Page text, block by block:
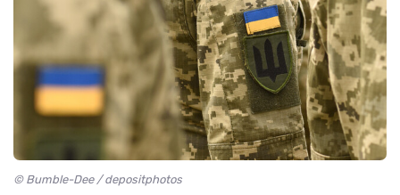
© Bumble-Dee / depositphotos